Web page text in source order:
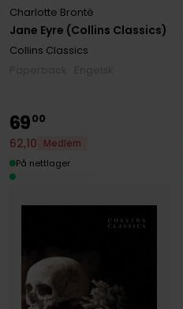
Jane Eyre (Collins Classics)
Charlotte Brontë
Collins Classics
6900
62,10
Medlem
På nettlager